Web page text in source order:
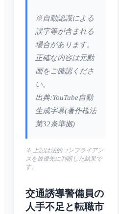
※自動認識による
誤字等が含まれる
場合があります。
正確な内容は元動
画をご確認くださ
い。
出典:YouTube自動
生成字幕(著作権法
第32条準拠)
※ 上記は法的コンプライアン
スを最優先に判断した結果で
す。
交通誘導警備員の
人手不足と転職市